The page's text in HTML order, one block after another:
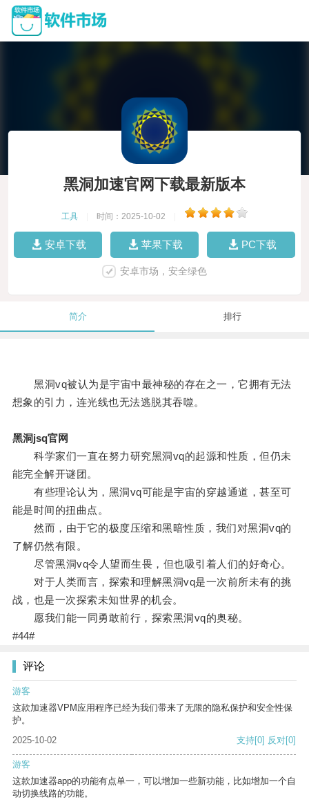
黑洞加速官网下载最新版本
工具 时间：2025-10-02
安卓下载 苹果下载 PC下载
安卓市场，安全绿色
简介 排行
黑洞vq被认为是宇宙中最神秘的存在之一，它拥有无法
想象的引力，连光线也无法逃脱其吞噬。
黑洞jsq官网
科学家们一直在努力研究黑洞vq的起源和性质，但仍未
能完全解开谜团。
有些理论认为，黑洞vq可能是宇宙的穿越通道，甚至可
能是时间的扭曲点。
然而，由于它的极度压缩和黑暗性质，我们对黑洞vq的
了解仍然有限。
尽管黑洞vq令人望而生畏，但也吸引着人们的好奇心。
对于人类而言，探索和理解黑洞vq是一次前所未有的挑
战，也是一次探索未知世界的机会。
愿我们能一同勇敢前行，探索黑洞vq的奥秘。
#44#
评论
游客
这款加速器VPM应用程序已经为我们带来了无限的隐私保护和安全性保
护。
2025-10-02
支持[0] 反对[0]
游客
这款加速器app的功能有点单一，可以增加一些新功能，比如增加一个自
动切换线路的功能。